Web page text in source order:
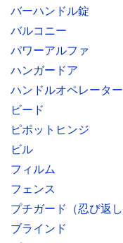
バーハンドル錠
バルコニー
パワーアルファ
ハンガードア
ハンドルオペレーター
ビード
ピポットヒンジ
ビル
フィルム
フェンス
プチガード（忍び返し
ブラインド